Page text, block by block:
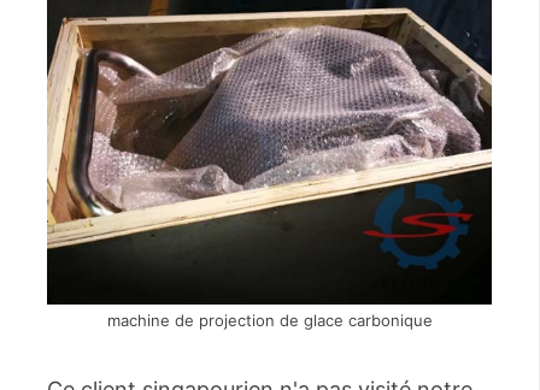
machine de projection de glace carbonique